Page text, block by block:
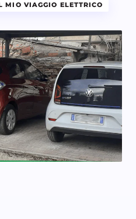
MIO VIAGGIO ELETTRICO